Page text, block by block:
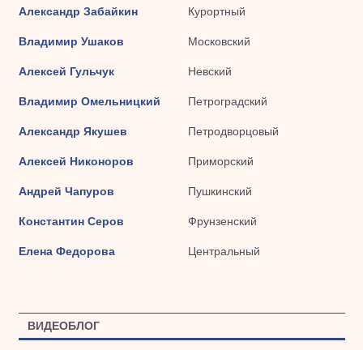
Александр Забайкин Курортный
Владимир Ушаков Московский
Алексей Гульчук Невский
Владимир Омельницкий Петроградский
Александр Якушев Петродворцовый
Алексей Никоноров Приморский
Андрей Чапуров Пушкинский
Константин Серов Фрунзенский
Елена Федорова Центральный
ВИДЕОБЛОГ